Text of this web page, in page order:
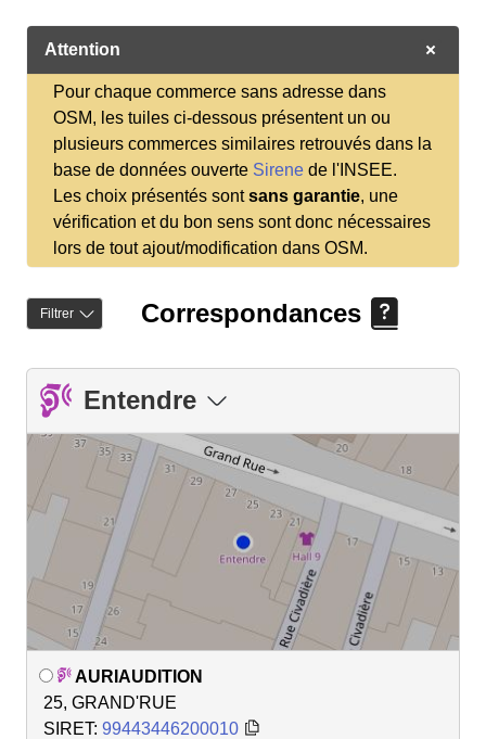
Attention
Pour chaque commerce sans adresse dans
OSM, les tuiles ci-dessous présentent un ou
plusieurs commerces similaires retrouvés dans la
base de données ouverte Sirene de l'INSEE.
Les choix présentés sontsans garantie, une
vérification et du bon sens sont donc nécessaires
lors de tout ajout/modification dans OSM.
Filtrer Correspondances
Entendre
AURIAUDITION
25, GRAND'RUE
SIRET: 99443446200010